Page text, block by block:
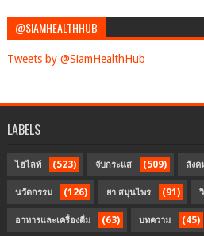
@SIAMHEALTHHUB
Tweets by @SiamHealthHub
LABELS
ไฮไลท์ (523) จับกระแส (509) สังค
นวัตกรรม (126) ยา สมุนไพร (91)
อาหารและเครื่องดื่ม (63) บทความ (45)